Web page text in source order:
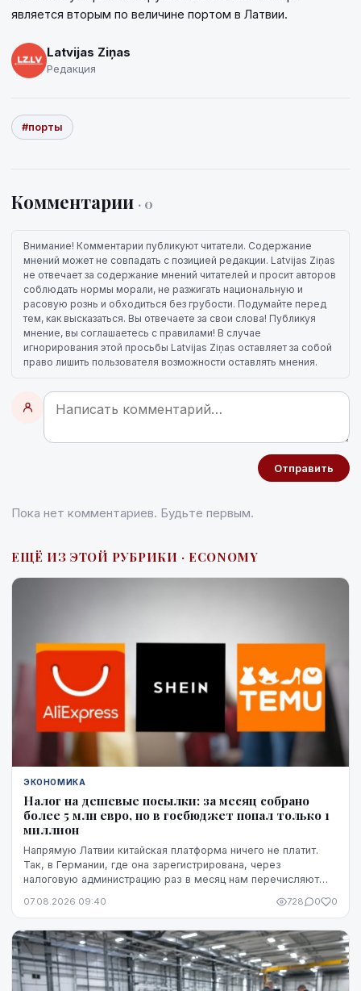
является вторым по величине портом в Латвии.
Latvijas Ziņas
Редакция
#порты
Комментарии · 0
Внимание! Комментарии публикуют читатели. Содержание
мнений может не совпадать с позицией редакции. Latvijas Ziņas
не отвечает за содержание мнений читателей и просит авторов
соблюдать нормы морали, не разжигать национальную и
расовую рознь и обходиться без грубости. Подумайте перед
тем, как высказаться. Вы отвечаете за свои слова! Публикуя
мнение, вы соглашаетесь с правилами! В случае
игнорирования этой просьбы Latvijas Ziņas оставляет за собой
право лишить пользователя возможности оставлять мнения.
Отправить
Пока нет комментариев. Будьте первым.
ЕЩЁ ИЗ ЭТОЙ РУБРИКИ · ECONOMY
ЭКОНОМИКА
Налог на дешевые посылки: за месяц собрано
более 5 млн евро, но в госбюджет попал только 1
миллион
Напрямую Латвии китайская платформа ничего не платит.
Так, в Германии, где она зарегистрирована, через
налоговую администрацию раз в месяц нам перечисляют
платит в той стране, где товар предъявляется таможне,
07.08.2026 09:40 728 0 0